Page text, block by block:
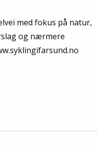
med fokus på natur,
og nærmere